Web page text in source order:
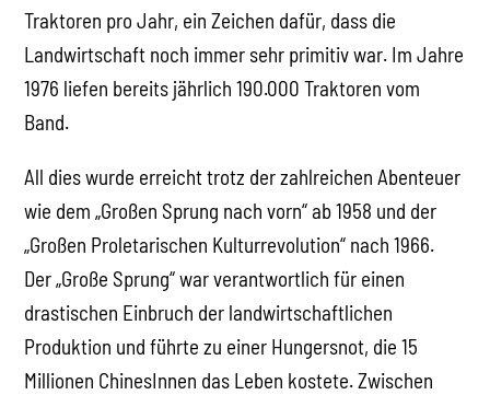
Traktoren pro Jahr, ein Zeichen dafür, dass die
Landwirtschaft noch immer sehr primitiv war. Im Jahre
1976 liefen bereits jährlich 190.000 Traktoren vom
Band.
All dies wurde erreicht trotz der zahlreichen Abenteuer
wie dem „Großen Sprung nach vorn“ ab 1958 und der
„Großen Proletarischen Kulturrevolution“ nach 1966.
Der „Große Sprung“ war verantwortlich für einen
drastischen Einbruch der landwirtschaftlichen
Produktion und führte zu einer Hungersnot, die 15
Millionen ChinesInnen das Leben kostete. Zwischen